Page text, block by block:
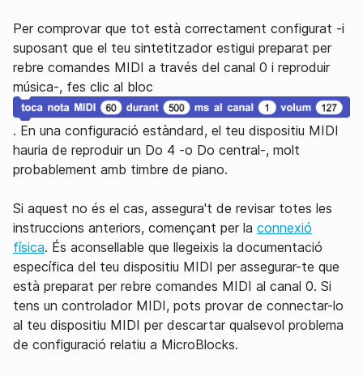
Per comprovar que tot està correctament configurat -i
suposant que el teu sintetitzador estigui preparat per
rebre comandes MIDI a través del canal 0 i reproduir
música-, fes clic al bloc
. En una configuració estàndard, el teu dispositiu MIDI
hauria de reproduir un Do 4 -o Do central-, molt
probablement amb timbre de piano.
Si aquest no és el cas, assegura't de revisar totes les
instruccions anteriors, començant per la connexió
física. És aconsellable que llegeixis la documentació
específica del teu dispositiu MIDI per assegurar-te que
està preparat per rebre comandes MIDI al canal 0. Si
tens un controlador MIDI, pots provar de connectar-lo
al teu dispositiu MIDI per descartar qualsevol problema
de configuració relatiu a MicroBlocks.